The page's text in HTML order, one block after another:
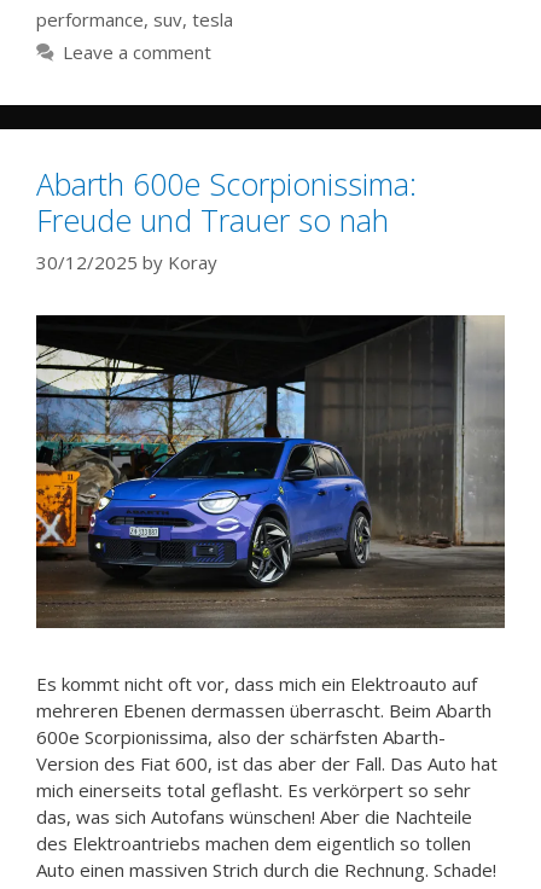
performance, suv, tesla
Leave a comment
Abarth 600e Scorpionissima:
Freude und Trauer so nah
30/12/2025 by Koray
Es kommt nicht oft vor, dass mich ein Elektroauto auf
mehreren Ebenen dermassen überrascht. Beim Abarth
600e Scorpionissima, also der schärfsten Abarth-
Version des Fiat 600, ist das aber der Fall. Das Auto hat
mich einerseits total geflasht. Es verkörpert so sehr
das, was sich Autofans wünschen! Aber die Nachteile
des Elektroantriebs machen dem eigentlich so tollen
Auto einen massiven Strich durch die Rechnung. Schade!